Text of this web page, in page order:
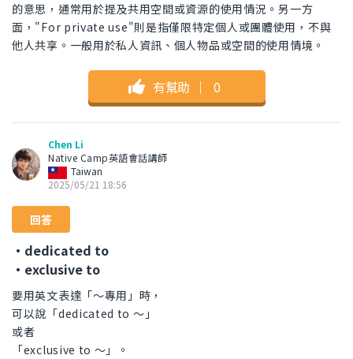
的意思，通常用於提及共用空間或資源的使用情況。另一方
面，"For private use"則是指僅限特定個人或團體使用，不與
他人共享。一般用於私人資訊、個人物品或空間的使用情境。
有幫助 ｜ 0
Chen Li
Native Camp英語會話講師
Taiwan
2025/05/21 18:56
回答
・dedicated to
・exclusive to
要用英文表達「～專用」時，
可以說「dedicated to ～」
或者
「exclusive to ～」。